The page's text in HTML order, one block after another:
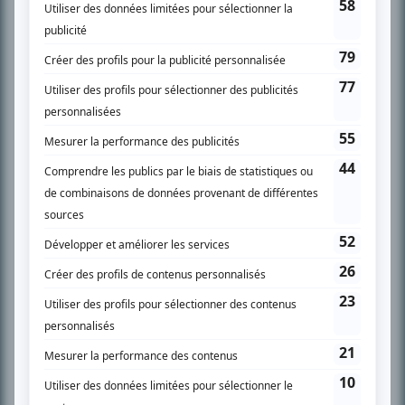
l’actualité télévisuelle au 98,5.
En savoir plus »
PLAN DU SITE
Accueil
Liste des oeuvres
Recherche avancée
À propos